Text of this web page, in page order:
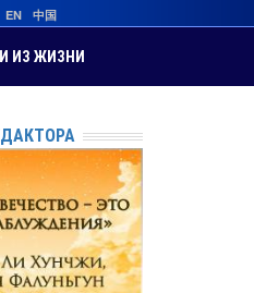
EN 中国
ИЗ ЖИЗНИ